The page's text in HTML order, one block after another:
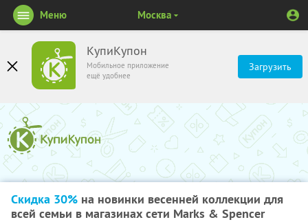
КупиКупон
Мобильное приложение
ещё удобнее
Загрузить
Меню Москва
Скидка 30% на новинки весенней коллекции для
всей семьи в магазинах сети Marks & Spencer